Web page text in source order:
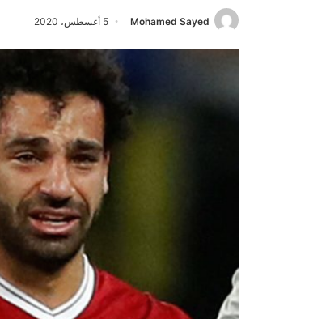
Mohamed Sayed 5 أغسطس، 2020